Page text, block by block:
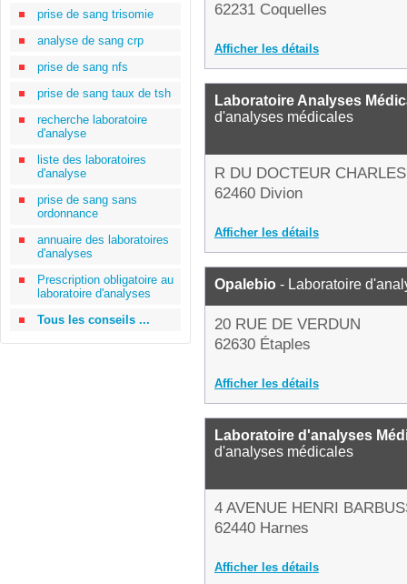
prise de sang trisomie
analyse de sang crp
prise de sang nfs
prise de sang taux de tsh
recherche laboratoire
d'analyse
liste des laboratoires
d'analyse
prise de sang sans
ordonnance
annuaire des laboratoires
d'analyses
Prescription obligatoire au
laboratoire d'analyses
Tous les conseils ...
62231 Coquelles
Afficher les détails
Laboratoire Analyses
d'analyses médicales
R DU DOCTEUR
62460 Divion
Afficher les détails
Opalebio - Laboratoire
20 RUE DE VERDUN
62630 Étaples
Afficher les détails
Laboratoire d'analyses
d'analyses médicales
4 AVENUE HENRI
62440 Harnes
Afficher les détails